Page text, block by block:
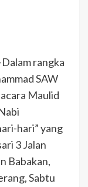
rangka
SAW
Maulid
hari” yang
3 Jalan
Babakan,
Sabtu